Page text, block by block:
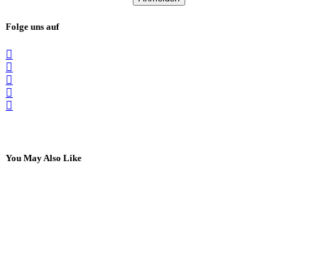
Folge uns auf
You May Also Like